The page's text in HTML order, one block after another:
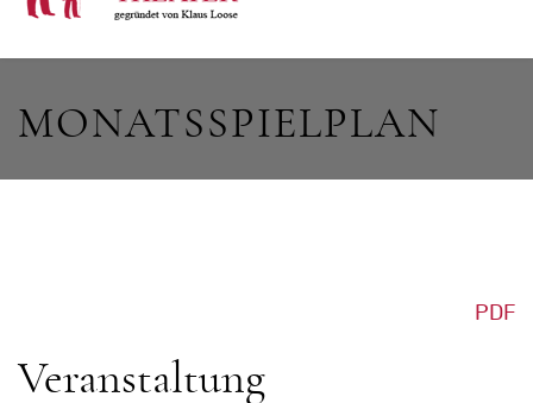
MONATSSPIELPLAN
PDF
Veranstaltung